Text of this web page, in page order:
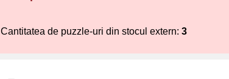
Cantitatea de puzzle-uri din stocul extern: 3